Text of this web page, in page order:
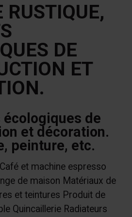
RUSTIQUE,
DE
ET
de
et décoration.
peinture, etc.
et machine espresso
de maison Matériaux de
et teintures Produit de
Quincaillerie Radiateurs